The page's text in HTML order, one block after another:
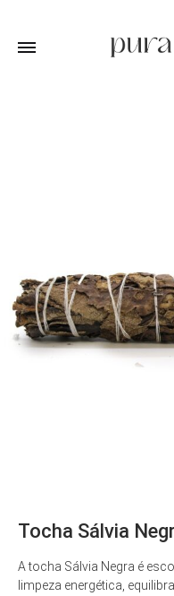
Tocha Sálvia
A tocha Sálvia Negra é
limpeza energética,